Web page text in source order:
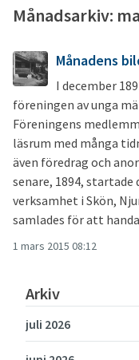
Månadsarkiv:
Månadens
I december
föreningen av unga
Föreningens
läsrum med många
även föredrag och
senare, 1894,
verksamhet i Skön,
samlades för att
1 mars 2015 08:12
Arkiv
juli 2026